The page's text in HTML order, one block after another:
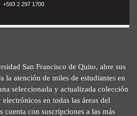
+593 2 297 1700
San Francisco de Quito, abre sus
la atención de miles de estudiantes en
seleccionada y actualizada colección
en todas las áreas del
cuenta con suscripciones a las más